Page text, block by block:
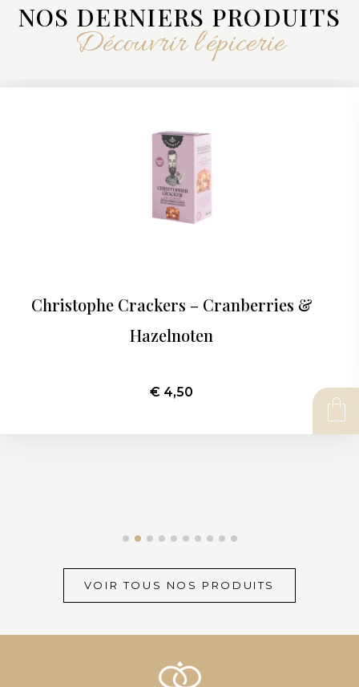
NOS DERNIERS PRODUITS
Découvrir l'épicerie
Christophe Crackers – Cranberries &
Hazelnoten
€ 4,50
4 5 6 7 8 9 10
VOIR TOUS NOS PRODUITS